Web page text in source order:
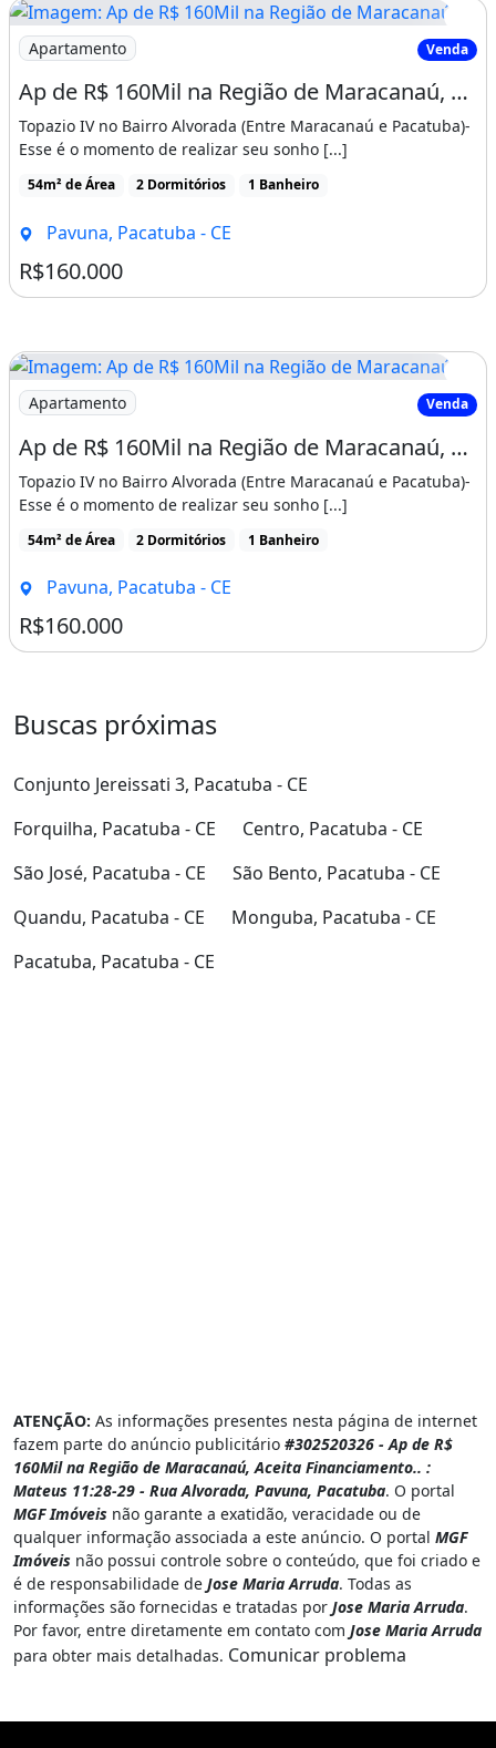
Imagem: Ap de R$ 160Mil na Região de Maracanaú
Apartamento Venda
Ap de R$ 160Mil na Região de Maracanaú, Aceita Financiamento. Apareça
Topazio IV no Bairro Alvorada (Entre Maracanaú e Pacatuba)-
Esse é o momento de realizar seu sonho [...]
54m² de Área 2 Dormitórios 1 Banheiro
Pavuna, Pacatuba - CE
R$160.000
Imagem: Ap de R$ 160Mil na Região de Maracanaú
Apartamento Venda
Ap de R$ 160Mil na Região de Maracanaú, Aceita Financiamento. Apresente-Se
Topazio IV no Bairro Alvorada (Entre Maracanaú e Pacatuba)-
Esse é o momento de realizar seu sonho [...]
54m² de Área 2 Dormitórios 1 Banheiro
Pavuna, Pacatuba - CE
R$160.000
Buscas próximas
Conjunto Jereissati 3, Pacatuba - CE
Forquilha, Pacatuba - CE
Centro, Pacatuba - CE
São José, Pacatuba - CE
São Bento, Pacatuba - CE
Quandu, Pacatuba - CE
Monguba, Pacatuba - CE
Pacatuba, Pacatuba - CE
ATENÇÃO: As informações presentes nesta página de internet
fazem parte do anúncio publicitário #302520326 - Ap de R$
160Mil na Região de Maracanaú, Aceita Financiamento.. :
Mateus 11:28-29 - Rua Alvorada, Pavuna, Pacatuba. O portal
MGF Imóveis não garante a exatidão, veracidade ou de
qualquer informação associada a este anúncio. O portal MGF
Imóveis não possui controle sobre o conteúdo, que foi criado e
é de responsabilidade de Jose Maria Arruda. Todas as
informações são fornecidas e tratadas por Jose Maria Arruda.
Por favor, entre diretamente em contato com Jose Maria Arruda
para obter mais detalhadas. Comunicar problema